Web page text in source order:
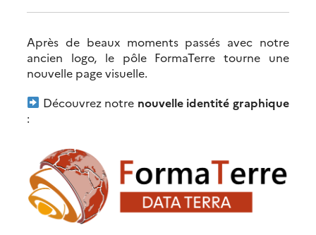
Après de beaux moments passés avec notre
ancien logo, le pôle FormaTerre tourne une
nouvelle page visuelle.
Découvrez notre nouvelle identité graphique
: